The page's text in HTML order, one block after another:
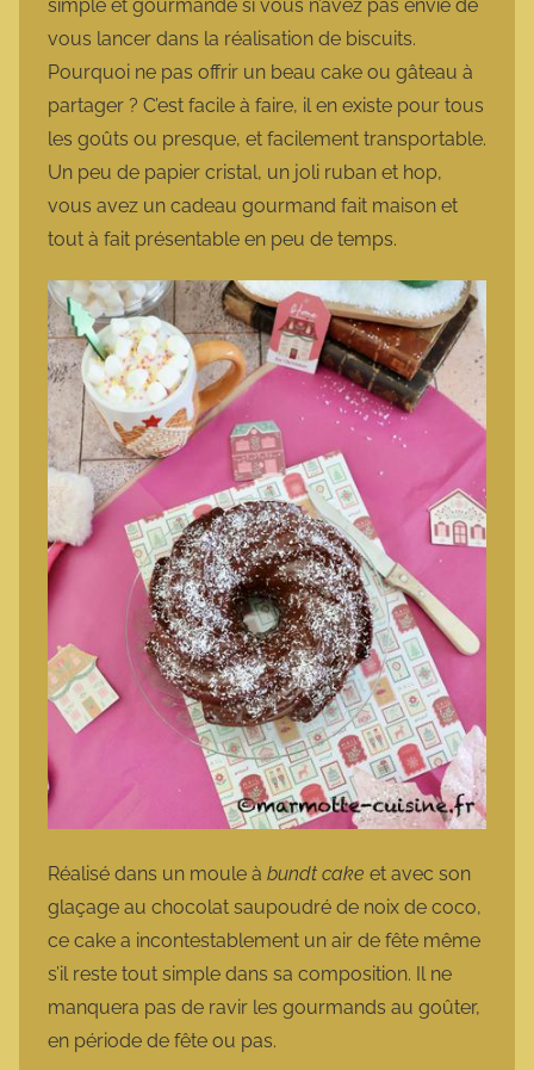
simple et gourmande si vous n’avez pas envie de
vous lancer dans la réalisation de biscuits.
Pourquoi ne pas offrir un beau cake ou gâteau à
partager ? C’est facile à faire, il en existe pour tous
les goûts ou presque, et facilement transportable.
Un peu de papier cristal, un joli ruban et hop,
vous avez un cadeau gourmand fait maison et
tout à fait présentable en peu de temps.
Réalisé dans un moule à bundt cake et avec son
glaçage au chocolat saupoudré de noix de coco,
ce cake a incontestablement un air de fête même
s’il reste tout simple dans sa composition. Il ne
manquera pas de ravir les gourmands au goûter,
en période de fête ou pas.